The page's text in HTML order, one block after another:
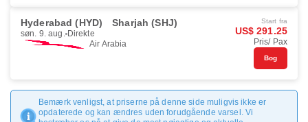
Hyderabad (HYD) Sharjah (SHJ)
søn. 9. aug. Direkte
Air Arabia
Start fra
US$ 291.25
Pris/ Pax
Bog
Bemærk venligst, at priserne på denne side muligvis ikke er
opdaterede og kan ændres uden forudgående varsel. Vi